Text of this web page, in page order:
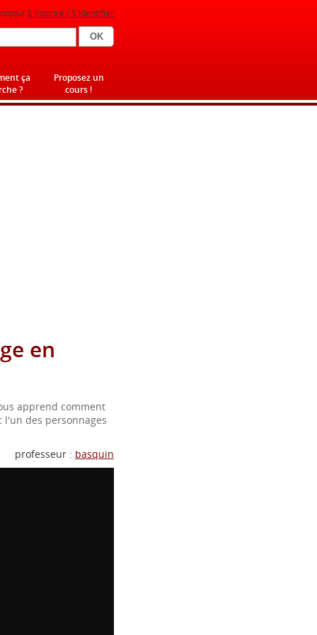
S'inscrire / S'identifier
ça
?
Proposez un
cours !
en
apprend comment
l'un des personnages
professeur : basquin